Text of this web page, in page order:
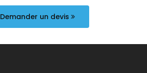
Demander un devis